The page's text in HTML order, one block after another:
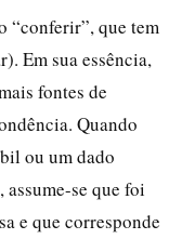
“conferir”, que tem
Em sua essência,
fontes de
Quando
ou um dado
, assume-se que foi
e que corresponde